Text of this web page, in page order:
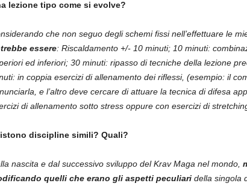
lezione tipo come si evolve?
che non seguo degli schemi fissi nell’effettuare le
essere: Riscaldamento +/- 10 minuti; 10 minuti:
ed inferiori; 30 minuti: ripasso di tecniche della lezione
in coppia esercizi di allenamento dei riflessi, (esempio: il
e l’altro deve cercare di attuare la tecnica di difesa
di allenamento sotto stress oppure con esercizi di
discipline simili? Quali?
nascita e dal successivo sviluppo del Krav Maga nel mondo,
quelli che erano gli aspetti peculiaridella singola